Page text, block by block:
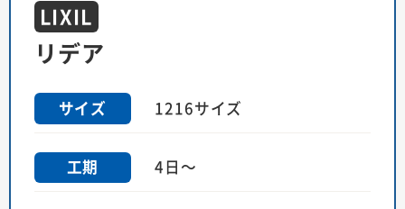
LIXIL
リデア
サイズ 1216サイズ
工期 4日～